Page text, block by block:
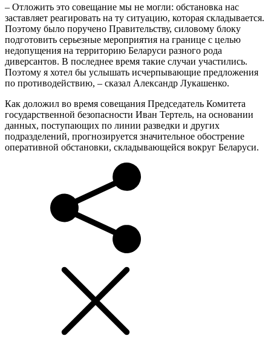
– Отложить это совещание мы не могли: обстановка нас
заставляет реагировать на ту ситуацию, которая складывается.
Поэтому было поручено Правительству, силовому блоку
подготовить серьезные мероприятия на границе с целью
недопущения на территорию Беларуси разного рода
диверсантов. В последнее время такие случаи участились.
Поэтому я хотел бы услышать исчерпывающие предложения
по противодействию, – сказал Александр Лукашенко.
Как доложил во время совещания Председатель Комитета
государственной безопасности Иван Тертель, на основании
данных, поступающих по линии разведки и других
подразделений, прогнозируется значительное обострение
оперативной обстановки, складывающейся вокруг Беларуси.